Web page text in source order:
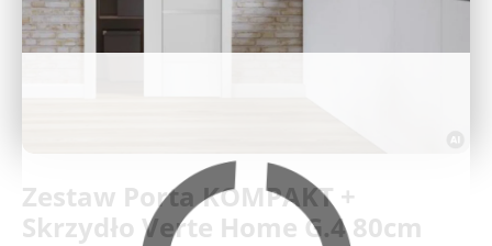
Deweloperzy
Zestaw Porta KOMPAKT +
Skrzydło Verte Home G.4 80cm